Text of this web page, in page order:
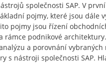
společnosti SAP. V
pojmy, které jsou dále
pojmy jsou řízení
rámce podnikové
a porovnání
s nástroji společnosti SAP.